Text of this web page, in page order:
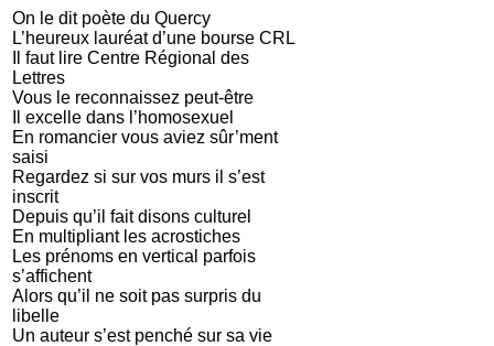
On le dit poète du Quercy
L’heureux lauréat d’une bourse CRL
Il faut lire Centre Régional des
Lettres
Vous le reconnaissez peut-être
Il excelle dans l’homosexuel
En romancier vous aviez sûr’ment
saisi
Regardez si sur vos murs il s’est
inscrit
Depuis qu’il fait disons culturel
En multipliant les acrostiches
Les prénoms en vertical parfois
s’affichent
Alors qu’il ne soit pas surpris du
libelle
Un auteur s’est penché sur sa vie